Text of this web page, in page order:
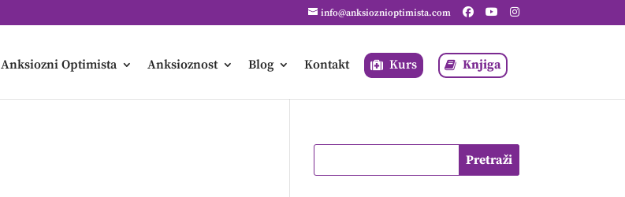
info@anksioznioptimista.com
Anksiozni Optimista Anksioznost Blog Kontakt Kurs Knjiga